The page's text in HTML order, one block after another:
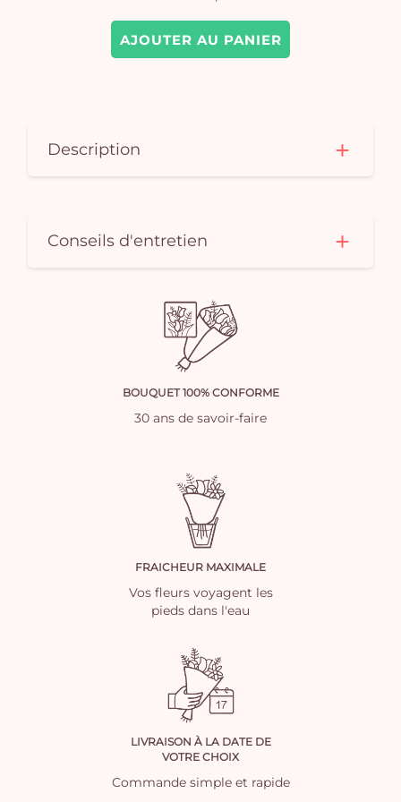
AJOUTER AU PANIER
Description
Conseils d'entretien
BOUQUET 100% CONFORME
30 ans de savoir-faire
FRAICHEUR MAXIMALE
Vos fleurs voyagent les
pieds dans l'eau
LIVRAISON À LA DATE DE
VOTRE CHOIX
Commande simple et rapide